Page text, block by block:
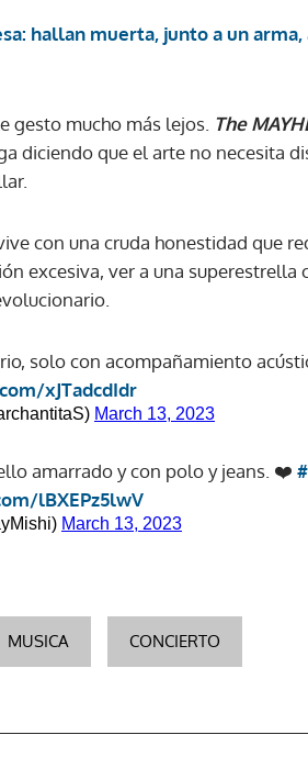
hallan muerta, junto a un arma,
gesto mucho más lejos. The
diciendo que el arte no necesita
con una cruda honestidad que
excesiva, ver a una superestrella
solo con acompañamiento
xJTadcdIdr
March 13, 2023
amarrado y con polo y jeans. ❤️
lBXEPz5lwV
March 13, 2023
MUSICA CONCIERTO